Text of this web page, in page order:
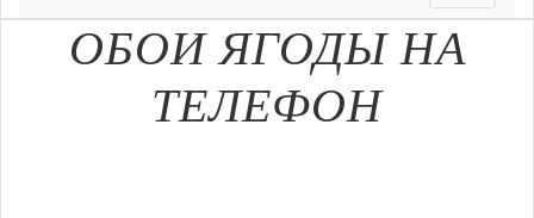
ОБОИ ЯГОДЫ НА
ТЕЛЕФОН